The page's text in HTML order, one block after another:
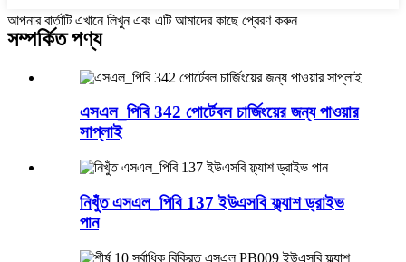
আপনার বার্তাটি এখানে লিখুন এবং এটি আমাদের কাছে প্রেরণ করুন
সম্পর্কিত পণ্য
এসএল_পিবি 342 পোর্টেবল চার্জিংয়ের জন্য পাওয়ার
সাপ্লাই
নিখুঁত এসএল_পিবি 137 ইউএসবি ফ্ল্যাশ ড্রাইভ
পান